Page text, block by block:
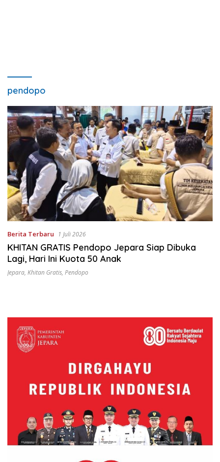
pendopo
Berita Terbaru 1 Juli 2026
KHITAN GRATIS Pendopo Jepara Siap Dibuka
Lagi, Hari Ini Kuota 50 Anak
Jepara, Khitan Gratis, Pendopo